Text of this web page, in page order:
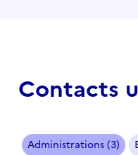
Contacts
Administrations (3)